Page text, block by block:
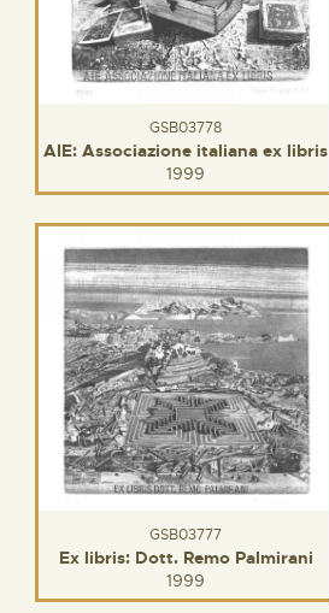
GSB03778
AIE: Associazione italiana ex libris
1999
GSB03777
Ex libris: Dott. Remo Palmirani
1999